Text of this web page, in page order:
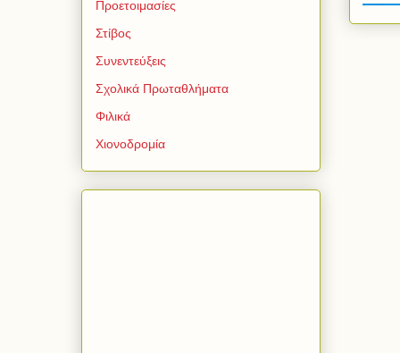
Προετοιμασίες
Στίβος
Συνεντεύξεις
Σχολικά Πρωταθλήματα
Φιλικά
Χιονοδρομία